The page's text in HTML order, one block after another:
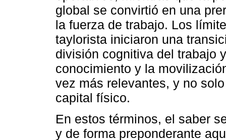
global se convirtió en una
la fuerza de trabajo. Los
taylorista iniciaron una
división cognitiva del trabajo
conocimiento y la
vez más relevantes, y no
capital físico.
En estos términos, el saber
y de forma preponderante